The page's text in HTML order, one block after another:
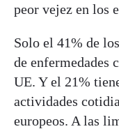
peor vejez en los
Solo el 41% de
de enfermedades
UE. Y el 21%
actividades
europeos. A las